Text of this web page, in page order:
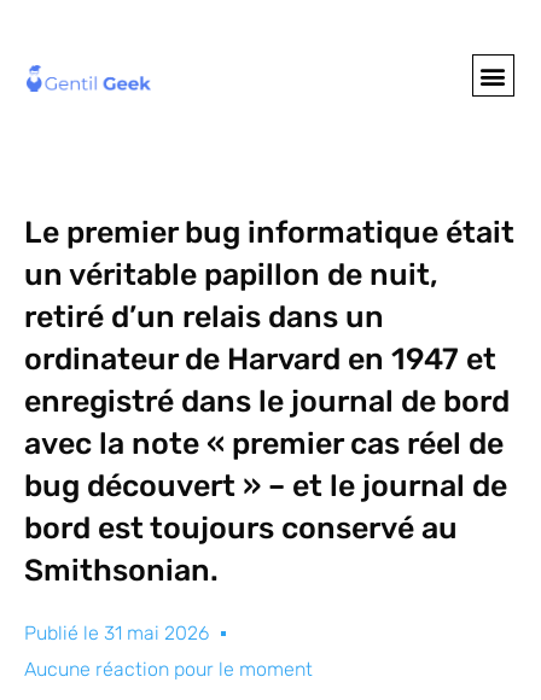
Le premier bug informatique était
un véritable papillon de nuit,
retiré d’un relais dans un
ordinateur de Harvard en 1947 et
enregistré dans le journal de bord
avec la note « premier cas réel de
bug découvert » – et le journal de
bord est toujours conservé au
Smithsonian.
Publié le 31 mai 2026
Aucune réaction pour le moment